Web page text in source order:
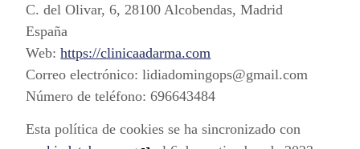
C. del Olivar, 6, 28100 Alcobendas, Madrid
España
Web:https://clinicaadarma.com
Correo electrónico:lidiadomingops@gmail.com
Número de teléfono: 696643484
Esta política de cookies se ha sincronizado con